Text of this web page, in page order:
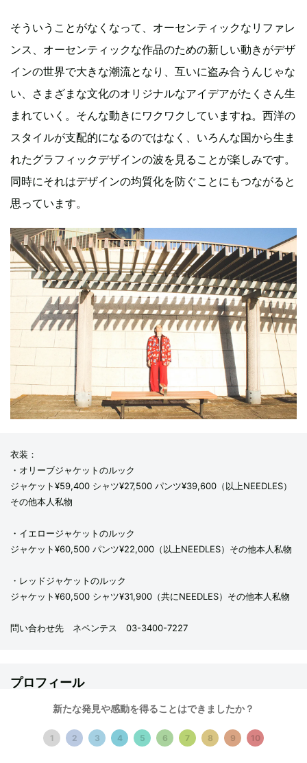
そういうことがなくなって、オーセンティックなリファレ
ンス、オーセンティックな作品のための新しい動きがデザ
インの世界で大きな潮流となり、互いに盗み合うんじゃな
い、さまざまな文化のオリジナルなアイデアがたくさん生
まれていく。そんな動きにワクワクしていますね。西洋の
スタイルが支配的になるのではなく、いろんな国から生ま
れたグラフィックデザインの波を見ることが楽しみです。
同時にそれはデザインの均質化を防ぐことにもつながると
思っています。
衣装：
・オリーブジャケットのルック
ジャケット¥59,400 シャツ¥27,500 パンツ¥39,600（以上NEEDLES）
その他本人私物
・イエロージャケットのルック
ジャケット¥60,500 パンツ¥22,000（以上NEEDLES）その他本人私物
・レッドジャケットのルック
ジャケット¥60,500 シャツ¥31,900（共にNEEDLES）その他本人私物
問い合わせ先 ネペンテス 03-3400-7227
プロフィール
エイリーズ・モロスは、ロンドン在住のイラストレーター、アー
新たな発見や感動を得ることはできましたか？
1 2 3 4 5 6 7 8 9 10